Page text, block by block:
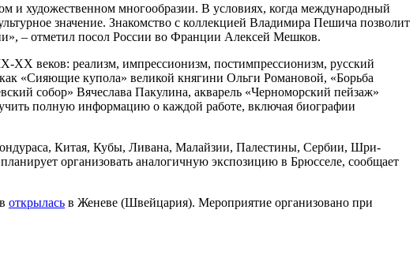
и художественном многообразии. В условиях, когда международный
значение. Знакомство с коллекцией Владимира Пешича позволит
– отметил посол России во Франции Алексей Мешков.
ХХ веков: реализм, импрессионизм, постимпрессионизм, русский
«Сияющие купола» великой княгини Ольги Романовой, «Борьба
собор» Вячеслава Пакулина, акварель «Черноморский пейзаж»
полную информацию о каждой работе, включая биографии
Китая, Кубы, Ливана, Малайзии, Палестины, Сербии, Шри-
организовать аналогичную экспозицию в Брюсселе, сообщает
открылась в Женеве (Швейцария). Мероприятие организовано при